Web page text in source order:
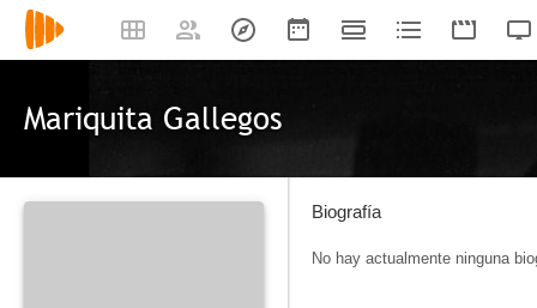
Mariquita Gallegos
Biografía
No hay actualmente ninguna